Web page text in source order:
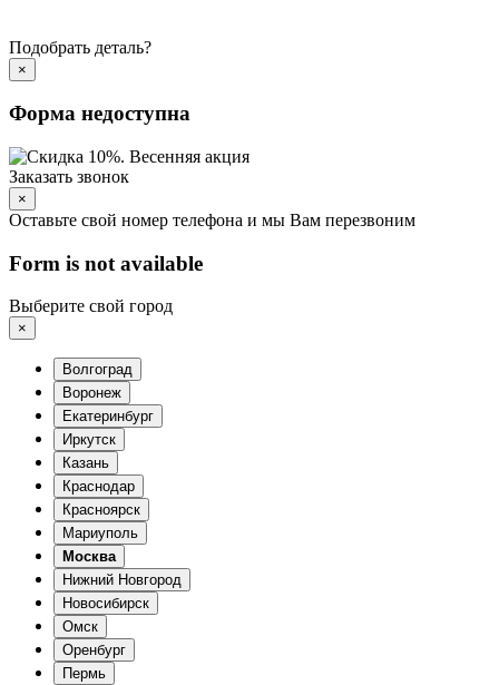
Подобрать деталь?
×
Форма недоступна
Заказать звонок
×
Оставьте свой номер телефона и мы Вам перезвоним
Form is not available
Выберите свой город
×
Волгоград
Воронеж
Екатеринбург
Иркутск
Казань
Краснодар
Красноярск
Мариуполь
Москва
Нижний Новгород
Новосибирск
Омск
Оренбург
Пермь